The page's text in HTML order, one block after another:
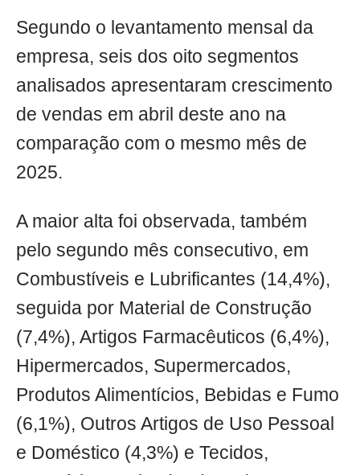
Segundo o levantamento mensal da
empresa, seis dos oito segmentos
analisados apresentaram crescimento
de vendas em abril deste ano na
comparação com o mesmo mês de
2025.
A maior alta foi observada, também
pelo segundo mês consecutivo, em
Combustíveis e Lubrificantes (14,4%),
seguida por Material de Construção
(7,4%), Artigos Farmacêuticos (6,4%),
Hipermercados, Supermercados,
Produtos Alimentícios, Bebidas e Fumo
(6,1%), Outros Artigos de Uso Pessoal
e Doméstico (4,3%) e Tecidos,